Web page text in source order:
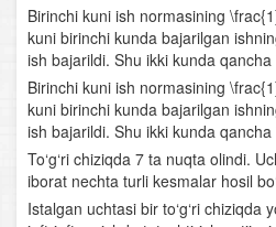
Funksiyaning oraliqdagi eng
qiymatlari
Urinmaning burchak
Urinmaning tenglamasi
Hosilaning mexanik ma’nosi
Birinchi kuni ish normasining
kuni birinchi kunda bajarilgan
ish bajarildi. Shu ikki kunda
Birinchi kuni ish normasining
kuni birinchi kunda bajarilgan
ish bajarildi. Shu ikki kunda
To‘g‘ri chiziqda 7 ta nuqta olindi.
iborat nechta turli kesmalar hosil
Istalgan uchtasi bir to‘g‘ri chiziqda